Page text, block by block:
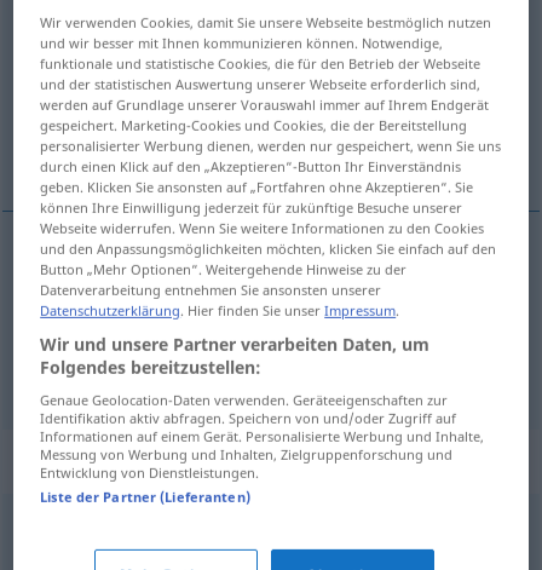
bestensadv
Übersicht aller Übersetzungen
(Für mehr Details die Übersetzung anklicken/antippen)
mükemmel, en iyi şekilde
mükemmel bestens
eniyişekilde bestens
Synonyme für "bestens"
vollendet,vollkommen,perfekt,optimal (Hauptform)
Wir verwenden Cookies, damit Sie unsere Webseite bestmöglich nutzen
und wir besser mit Ihnen kommunizieren können. Notwendige,
funktionale und statistische Cookies, die für den Betrieb der Webseite
und der statistischen Auswertung unserer Webseite erforderlich sind,
werden auf Grundlage unserer Vorauswahl immer auf Ihrem Endgerät
gespeichert. Marketing-Cookies und Cookies, die der Bereitstellung
personalisierter Werbung dienen, werden nur gespeichert, wenn Sie uns
durch einen Klick auf den „Akzeptieren“-Button Ihr Einverständnis
geben. Klicken Sie ansonsten auf „Fortfahren ohne Akzeptieren“. Sie
können Ihre Einwilligung jederzeit für zukünftige Besuche unserer
Webseite widerrufen. Wenn Sie weitere Informationen zu den Cookies
und den Anpassungsmöglichkeiten möchten, klicken Sie einfach auf den
Button „Mehr Optionen“. Weitergehende Hinweise zu der
Datenverarbeitung entnehmen Sie ansonsten unserer
Datenschutzerklärung. Hier finden Sie unserImpressum.
Wir und unsere Partner verarbeiten Daten, um
Folgendes bereitzustellen:
Genaue Geolocation-Daten verwenden. Geräteeigenschaften zur
Identifikation aktiv abfragen. Speichern von und/oder Zugriff auf
Informationen auf einem Gerät. Personalisierte Werbung und Inhalte,
Messung von Werbung und Inhalten, Zielgruppenforschung und
Entwicklung von Dienstleistungen.
Liste der Partner (Lieferanten)